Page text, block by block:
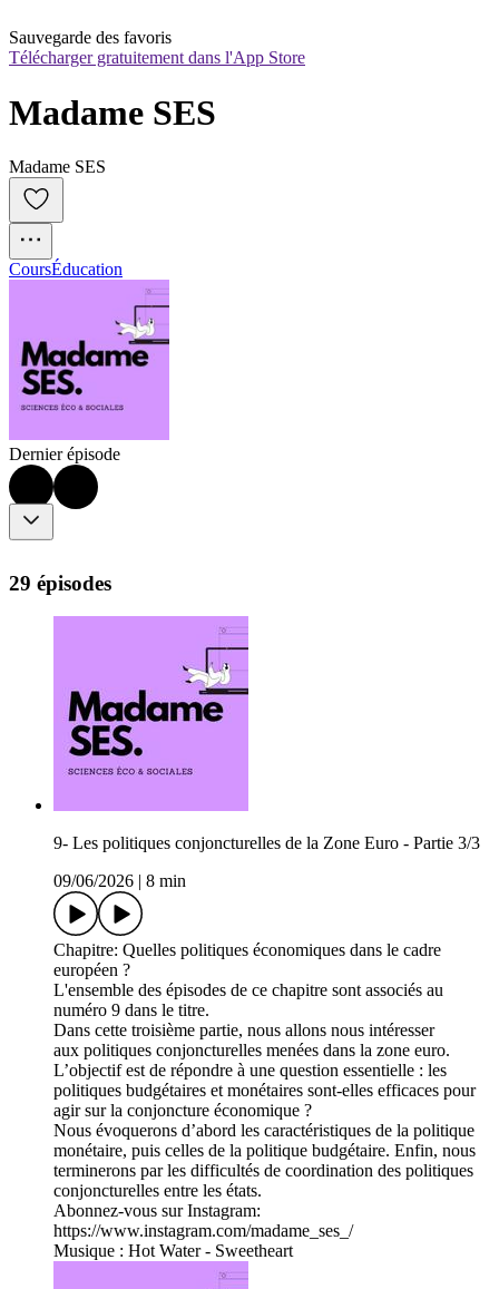
Sauvegarde des favoris
Télécharger gratuitement dans l'App Store
Madame SES
Madame SES
CoursÉducation
Dernier épisode
29 épisodes
9- Les politiques conjoncturelles de la Zone Euro - Partie 3/3
09/06/2026
8 min
Chapitre: Quelles politiques économiques dans le cadre
européen ?
L'ensemble des épisodes de ce chapitre sont associés au
numéro 9 dans le titre.
Dans cette troisième partie, nous allons nous intéresser
aux politiques conjoncturelles menées dans la zone euro.
L’objectif est de répondre à une question essentielle : les
politiques budgétaires et monétaires sont-elles efficaces pour
agir sur la conjoncture économique ?
Nous évoquerons d’abord les caractéristiques de la politique
monétaire, puis celles de la politique budgétaire. Enfin, nous
terminerons par les difficultés de coordination des politiques
conjoncturelles entre les états.
Abonnez-vous sur Instagram:
https://www.instagram.com/madame_ses_/
Musique : Hot Water - Sweetheart